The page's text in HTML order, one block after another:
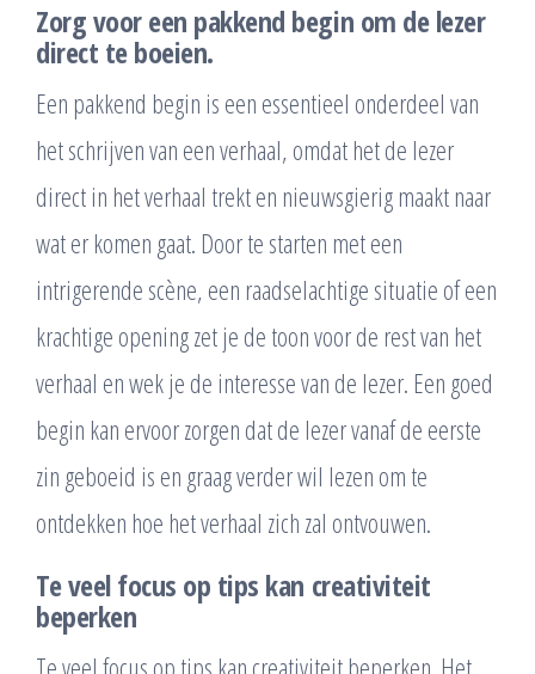
Zorg voor een pakkend begin om de lezer
direct te boeien.
Een pakkend begin is een essentieel onderdeel van
het schrijven van een verhaal, omdat het de lezer
direct in het verhaal trekt en nieuwsgierig maakt naar
wat er komen gaat. Door te starten met een
intrigerende scène, een raadselachtige situatie of een
krachtige opening zet je de toon voor de rest van het
verhaal en wek je de interesse van de lezer. Een goed
begin kan ervoor zorgen dat de lezer vanaf de eerste
zin geboeid is en graag verder wil lezen om te
ontdekken hoe het verhaal zich zal ontvouwen.
Te veel focus op tips kan creativiteit
beperken
Te veel focus op tips kan creativiteit beperken. Het